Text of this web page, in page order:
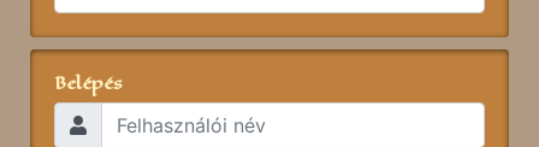
Belépés